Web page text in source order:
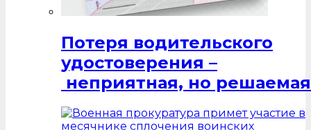
Потеря водительского
удостоверения –
неприятная, но